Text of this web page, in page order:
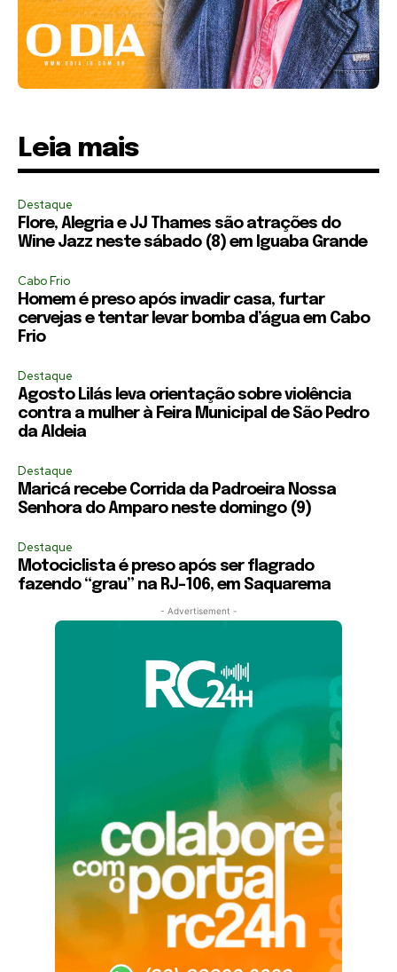
Leia mais
Destaque
Flore, Alegria e JJ Thames são atrações do
Wine Jazz neste sábado (8) em Iguaba Grande
Cabo Frio
Homem é preso após invadir casa, furtar
cervejas e tentar levar bomba d’água em Cabo
Frio
Destaque
Agosto Lilás leva orientação sobre violência
contra a mulher à Feira Municipal de São Pedro
da Aldeia
Destaque
Maricá recebe Corrida da Padroeira Nossa
Senhora do Amparo neste domingo (9)
Destaque
Motociclista é preso após ser flagrado
fazendo “grau” na RJ-106, em Saquarema
- Advertisement -